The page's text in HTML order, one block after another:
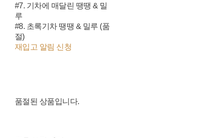
#7. 기차에 매달린 땡땡 & 밀
루
#8. 초록기차 땡땡 & 밀루 (품
절)
재입고 알림 신청
품절된 상품입니다.